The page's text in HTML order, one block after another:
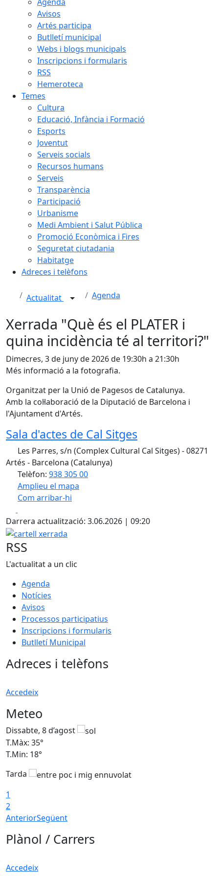
Avisos
Artés participa
Butlletí municipal
Webs i blogs municipals
Inscripcions i formularis
RSS
Hemeroteca
Temes
Cultura
Educació, Infància i Formació
Esports
Joventut
Serveis socials
Recursos humans
Serveis
Transparència
Participació
Urbanisme
Medi Ambient i Salut Pública
Promoció Econòmica i Fires
Seguretat ciutadania
Habitatge
Adreces i telèfons
Actualitat Agenda
Xerrada "Què és el PLATER i
quina incidència té al territori?"
Dimecres, 3 de juny de 2026 de 19:30h a 21:30h
Més informació a la fotografia.
Organitzat per la Unió de Pagesos de Catalunya.
Amb la col·laboració de la Diputació de Barcelona i
l'Ajuntament d'Artés.
Sala d'actes de Cal Sitges
Les Parres, s/n (Complex Cultural Cal Sitges) - 08271
Artés - Barcelona (Catalunya)
Telèfon: 938 305 00
Amplieu el mapa
Com arribar-hi
+
−
Darrera actualització: 3.06.2026 | 09:20
cartell xerrada
RSS
L'actualitat a un clic
Agenda
Notícies
Avisos
Processos participatius
Inscripcions i formularis
Butlletí Municipal
Adreces i telèfons
Accedeix
Meteo
Dissabte, 8 d’agost
T.Màx: 35°
T.Min: 18°
Tarda
1
2
AnteriorSegüent
Plànol / Carrers
Accedeix